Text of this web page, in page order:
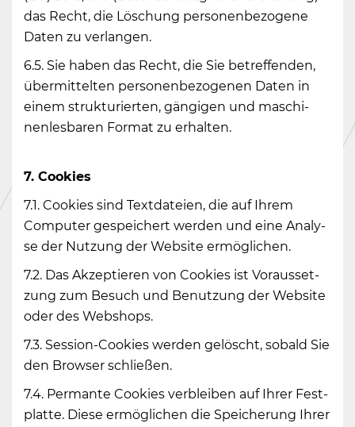
das Recht, die Lö­schung per­so­nen­be­zo­ge­ne
Daten zu ver­lan­gen.
6.5. Sie haben das Recht, die Sie be­tref­fen­den,
über­mit­tel­ten per­so­nen­be­zo­ge­nen Daten in
einem struk­tu­rier­ten, gän­gi­gen und ma­schi­
nen­les­ba­ren For­mat zu er­hal­ten.
7. Coo­kies
7.1. Coo­kies sind Text­da­tei­en, die auf Ihrem
Com­pu­ter ge­spei­chert wer­den und eine Ana­ly­
se der Nut­zung der Web­site er­mög­li­chen.
7.2. Das Ak­zep­tie­ren von Coo­kies ist Vor­aus­set­
zung zum Be­such und Be­nut­zung der Web­site
oder des Web­shops.
7.3. Ses­si­on-Coo­kies wer­den ge­löscht, so­bald Sie
den Brow­ser schlie­ßen.
7.4. Per­man­te Coo­kies ver­blei­ben auf Ihrer Fest­
plat­te. Diese er­mög­li­chen die Spei­che­rung Ihrer